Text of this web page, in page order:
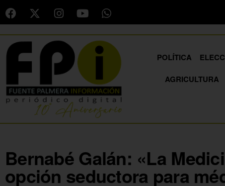
POLÍTICA
AGRICULTURA
Bernabé Galán: «La
opción seductora para